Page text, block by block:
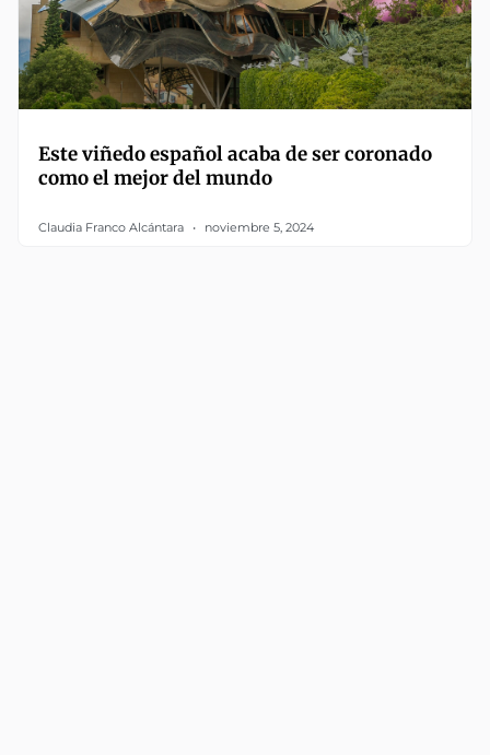
Este viñedo español acaba de ser coronado
como el mejor del mundo
Claudia Franco Alcántara noviembre 5, 2024